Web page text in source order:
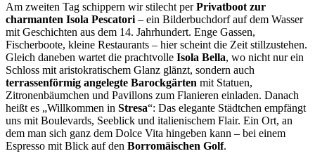
Am zweiten Tag schippern wir stilecht perPrivatboot zur
charmanten Isola Pescatori – ein Bilderbuchdorf auf dem Wasser
mit Geschichten aus dem 14. Jahrhundert. Enge Gassen,
Fischerboote, kleine Restaurants – hier scheint die Zeit stillzustehen.
Gleich daneben wartet die prachtvolle Isola Bella, wo nicht nur ein
Schloss mit aristokratischem Glanz glänzt, sondern auch
terrassenförmig angelegte Barockgärten mit Statuen,
Zitronenbäumchen und Pavillons zum Flanieren einladen. Danach
heißt es „Willkommen in Stresa“: Das elegante Städtchen empfängt
uns mit Boulevards, Seeblick und italienischem Flair. Ein Ort, an
dem man sich ganz dem Dolce Vita hingeben kann – bei einem
Espresso mit Blick auf den Borromäischen Golf.